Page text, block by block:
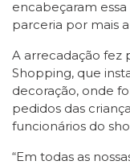
encabeçaram
parceria por mais
A arrecadação fez
Shopping, que
decoração, onde
pedidos das
funcionários do
“Em todas as